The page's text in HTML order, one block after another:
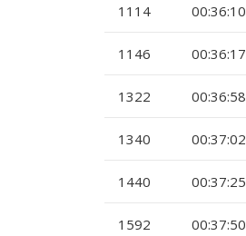
1114 00:36:10
1146 00:36:17
1322 00:36:58
1340 00:37:02
1440 00:37:25
1592 00:37:50